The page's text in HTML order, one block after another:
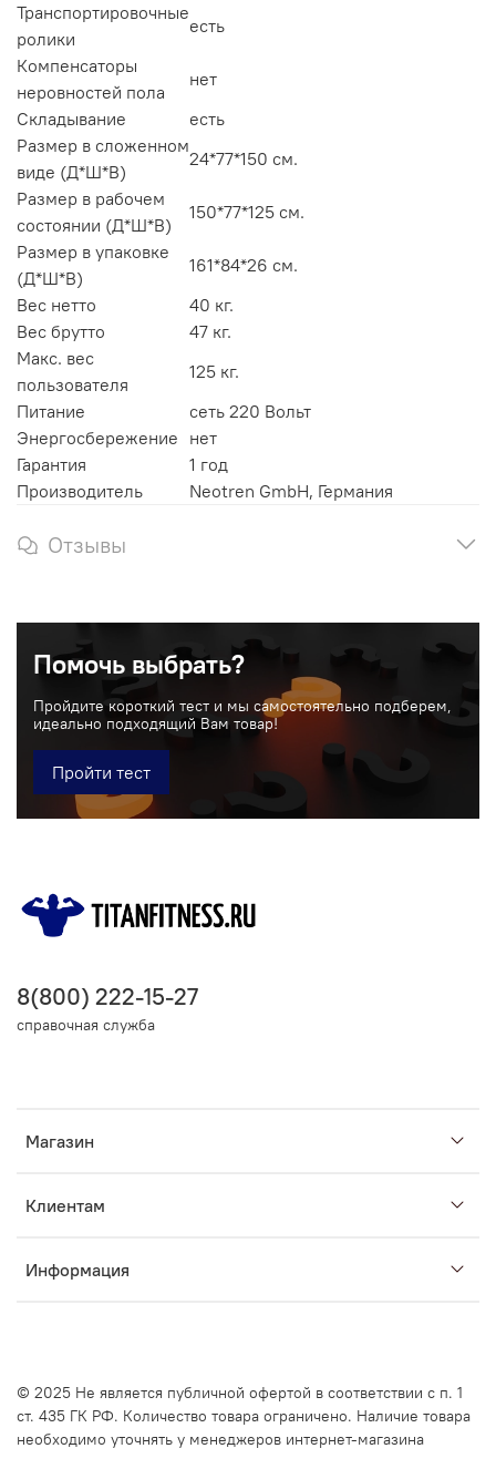
Транспортировочные
ролики
есть
Компенсаторы
неровностей пола
нет
Складывание
есть
Размер в сложенном
виде (Д*Ш*В)
24*77*150 см.
Размер в рабочем
состоянии (Д*Ш*В)
150*77*125 см.
Размер в упаковке
(Д*Ш*В)
161*84*26 см.
Вес нетто
40 кг.
Вес брутто
47 кг.
Макс. вес
пользователя
125 кг.
Питание
сеть 220 Вольт
Энергосбережение нет
Гарантия
1 год
Производитель
Neotren GmbH, Германия
Отзывы
Помочь выбрать?
Пройдите короткий тест и мы самостоятельно подберем,
идеально подходящий Вам товар!
Пройти тест
Магазин
Клиентам
Информация
8(800) 222-15-27
справочная служба
© 2025 Не является публичной офертой в соответствии с п. 1
ст. 435 ГК РФ. Количество товара ограничено. Наличие товара
необходимо уточнять у менеджеров интернет-магазина